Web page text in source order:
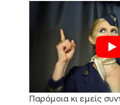
Παρόμοια κι εμείς